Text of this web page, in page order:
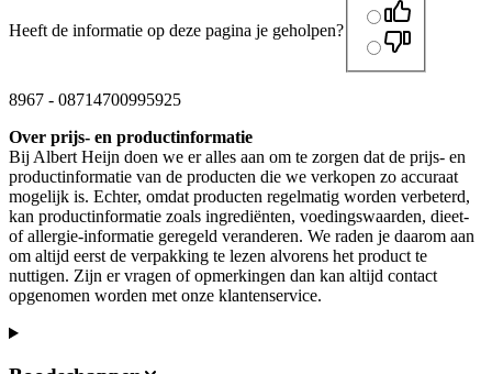
Heeft de informatie op deze pagina je geholpen?
8967 - 08714700995925
Over prijs- en productinformatie
Bij Albert Heijn doen we er alles aan om te zorgen dat de prijs- en
productinformatie van de producten die we verkopen zo accuraat
mogelijk is. Echter, omdat producten regelmatig worden verbeterd,
kan productinformatie zoals ingrediënten, voedingswaarden, dieet-
of allergie-informatie geregeld veranderen. We raden je daarom aan
om altijd eerst de verpakking te lezen alvorens het product te
nuttigen. Zijn er vragen of opmerkingen dan kan altijd contact
opgenomen worden met onze klantenservice.